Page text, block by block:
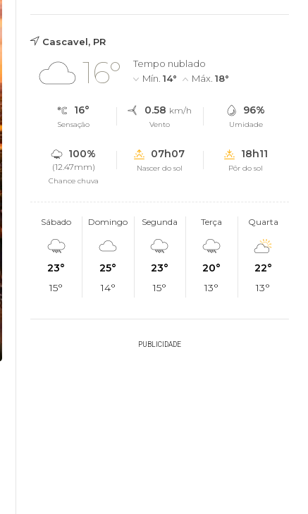
Cascavel, PR
16°
Tempo nublado
Mín. 14° Máx. 18°
16°
Sensação
0.58 km/h
Vento
96%
Umidade
100%
(12.47mm)
Chance chuva
07h07
Nascer do sol
18h11
Pôr do sol
Sábado
23°
15°
Domingo
25°
14°
Segunda
23°
15°
Terça
20°
13°
Quarta
22°
13°
PUBLICIDADE